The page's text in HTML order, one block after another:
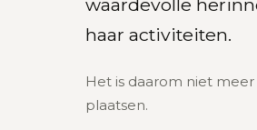
haar activiteiten.
Het is daarom niet
plaatsen.